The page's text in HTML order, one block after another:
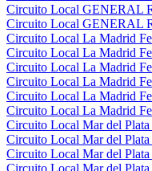
Circuito Local GENERAL
Circuito Local GENERAL
Circuito Local La Madrid
Circuito Local La Madrid
Circuito Local La Madrid
Circuito Local La Madrid
Circuito Local La Madrid
Circuito Local La Madrid
Circuito Local Mar del Plata
Circuito Local Mar del Plata
Circuito Local Mar del Plata
Circuito Local Mar del Plata